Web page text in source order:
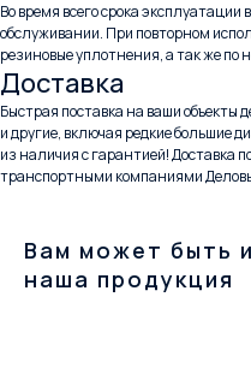
Во время всего срока эксплуатации
обслуживании. При повторном
резиновые уплотнения, а так же по
Доставка
Быстрая поставка на ваши объекты
и другие, включая редкие большие
из наличия с гарантией! Доставка
транспортными компаниями
Вам может быть
наша продукция